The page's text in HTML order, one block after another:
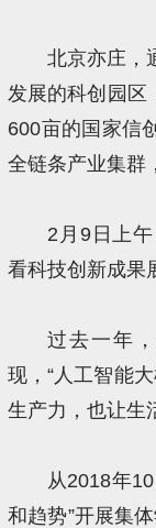
北京亦庄，
发展的科创园区
600亩的国家信
全链条产业集群
2月9日上
看科技创新成果
过去一年
现，“人工智能
生产力，也让生
从2018年
和趋势”开展集